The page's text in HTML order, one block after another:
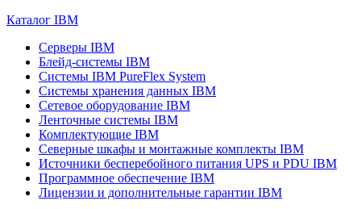
Каталог IBM
Серверы IBM
Блейд-системы IBM
Системы IBM PureFlex System
Системы хранения данных IBM
Сетевое оборудование IBM
Ленточные системы IBM
Комплектующие IBM
Северные шкафы и монтажные комплекты IBM
Источники бесперебойного питания UPS и PDU IBM
Программное обеспечение IBM
Лицензии и дополнительные гарантии IBM